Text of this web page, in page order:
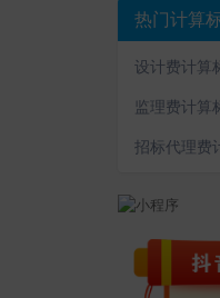
热门计算
设计费计算
监理费计算